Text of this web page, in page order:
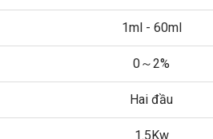
1ml - 60ml
0～2%
Hai đầu
1.5Kw